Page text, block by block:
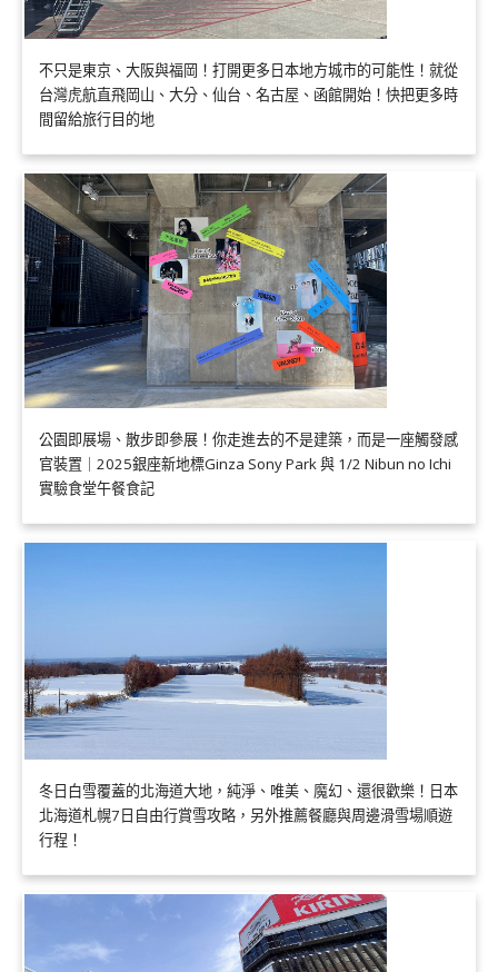
不只是東京、大阪與福岡！打開更多日本地方城市的可能性！就從
台灣虎航直飛岡山、大分、仙台、名古屋、函館開始！快把更多時
間留給旅行目的地
公園即展場、散步即參展！你走進去的不是建築，而是一座觸發感
官裝置｜2025銀座新地標Ginza Sony Park 與 1/2 Nibun no Ichi
實驗食堂午餐食記
冬日白雪覆蓋的北海道大地，純淨、唯美、魔幻、還很歡樂！日本
北海道札幌7日自由行賞雪攻略，另外推薦餐廳與周邊滑雪場順遊
行程！